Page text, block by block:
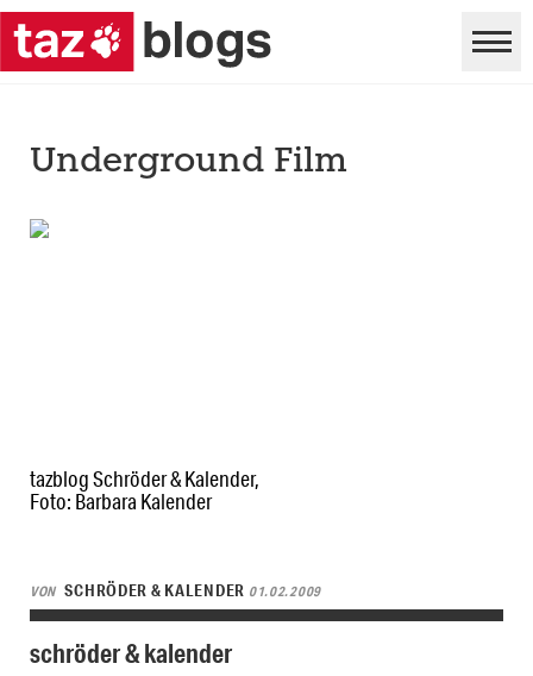
tazblog Schröder & Kalender,
Foto: Barbara Kalender
Underground Film
VON SCHRÖDER & KALENDER 01.02.2009
schröder & kalender